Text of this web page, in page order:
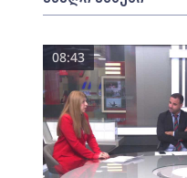
08:43